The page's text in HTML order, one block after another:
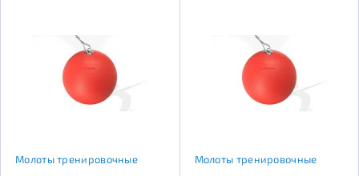
Молоты тренировочные Молоты тренировочные